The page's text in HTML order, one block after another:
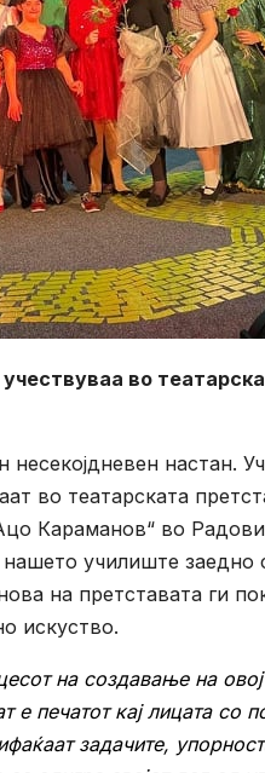
во
настан.
во театарската
Караманов“ во
училиште
на претставата ги
искуство.
на создавање на
печатот кај лицата со
задачите,